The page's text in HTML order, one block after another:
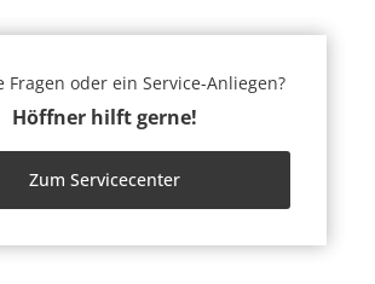
Fragen oder ein Service-Anliegen?
Höffner hilft gerne!
Zum Servicecenter